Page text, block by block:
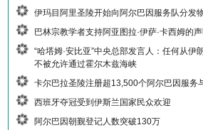
伊玛目阿里圣陵开始向阿尔巴因服务队分发
巴林宗教学者支持阿亚图拉·伊萨·卡西姆的声
“哈塔姆·安比亚”中央总部发言人：任何从伊
不被允许通过霍尔木兹海峡
卡尔巴拉圣陵注册超13,500个阿尔巴因服务
西班牙夺冠受到伊斯兰国家民众欢迎
阿尔巴因朝觐登记人数突破130万